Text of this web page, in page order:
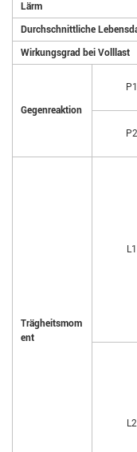
Lärm
Durchschnittliche
Wirkungsgrad bei Volllast
Gegenreaktion
P1
P2
Trägheitsmom
ent
L1
L2